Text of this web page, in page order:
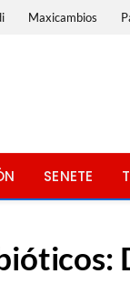
Maxicambios
SENETE